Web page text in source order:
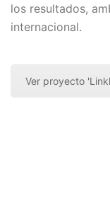
los resultados,
internacional.
Ver proyecto